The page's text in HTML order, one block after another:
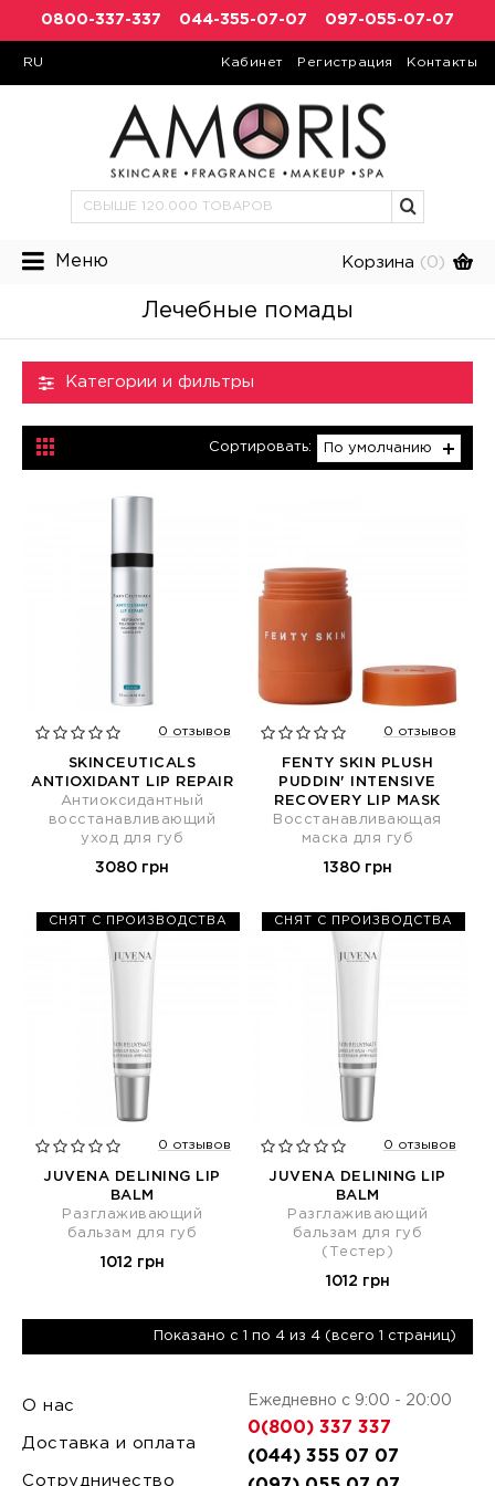
0800-337-337 044-355-07-07 097-055-07-07
RU Кабинет Регистрация Контакты
Меню Корзина (0)
Лечебные помады
Категории и фильтры
Сортировать: По умолчанию
0 отзывов
SKINCEUTICALS
ANTIOXIDANT LIP REPAIR
Антиоксидантный
восстанавливающий
уход для губ
3080 грн
0 отзывов
FENTY SKIN PLUSH
PUDDIN' INTENSIVE
RECOVERY LIP MASK
Восстанавливающая
маска для губ
1380 грн
СНЯТ С ПРОИЗВОДСТВА
0 отзывов
JUVENA DELINING LIP
BALM
Разглаживающий
бальзам для губ
1012 грн
СНЯТ С ПРОИЗВОДСТВА
0 отзывов
JUVENA DELINING LIP
BALM
Разглаживающий
бальзам для губ
(Тестер)
1012 грн
Показано с 1 по 4 из 4 (всего 1 страниц)
О нас
Доставка и оплата
Сотрудничество
Ежедневно с 9:00 - 20:00
0(800) 337 337
(044) 355 07 07